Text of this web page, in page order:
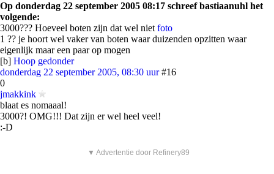
Op donderdag 22 september 2005 08:17 schreef bastiaanuhl het
volgende:
3000??? Hoeveel boten zijn dat wel niet foto
1 ?? je hoort wel vaker van boten waar duizenden opzitten waar
eigenlijk maar een paar op mogen
[b] Hoop gedonder
donderdag 22 september 2005, 08:30 uur #16
0
jmakkink
blaat es nomaaal!
3000?! OMG!!! Dat zijn er wel heel veel!
:-D
▼ Advertentie door Refinery89